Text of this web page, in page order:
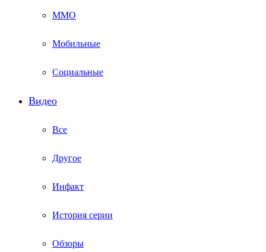
ММО
Мобильные
Социальные
Видео
Все
Другое
Инфакт
История серии
Обзоры